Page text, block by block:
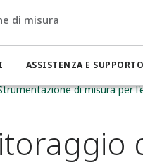
di misura
ASSISTENZA E SUPPORTO
di misura per